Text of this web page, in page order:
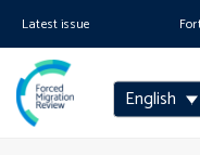
Latest issue
English